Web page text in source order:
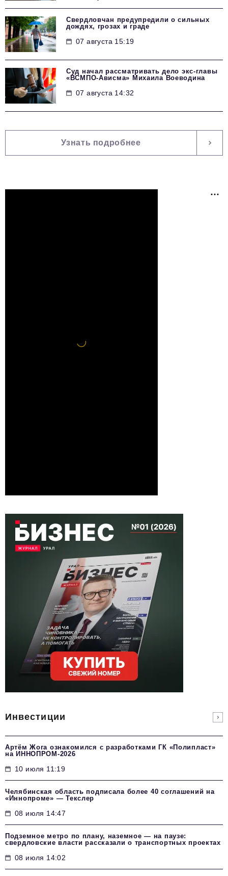
Свердловчан предупредили о сильных
дождях, грозах и граде
07 августа 15:19
Суд начал рассматривать дело экс-главы
«ВСМПО-Ависма» Михаила Воеводина
07 августа 14:32
Узнать подробнее
Инвестиции
Артём Жога ознакомился с разработками ГК «Полипласт»
на ИННОПРОМ-2026
10 июля 11:19
Челябинская область подписала более 40 соглашений на
«Иннопроме» — Текслер
08 июля 14:47
Подземное метро по плану, наземное — на паузе:
свердловские власти рассказали о транспортных проектах
08 июля 14:02